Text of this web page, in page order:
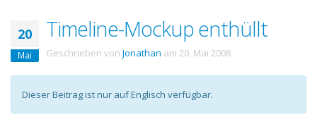
20
Mai
Timeline-Mockup enthüllt
Geschrieben von Jonathan am 20. Mai 2008 .
Dieser Beitrag ist nur auf Englisch verfügbar.